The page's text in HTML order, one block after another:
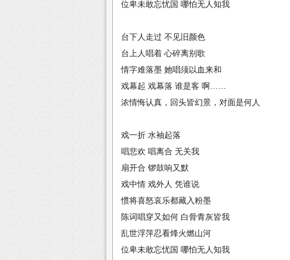
位卑未敢忘忧国 哪怕无人知我
台下人走过 不见旧颜色
台上人唱着 心碎离别歌
情字难落墨 她唱须以血来和
戏幕起 戏幕落 谁是客 啊……
浓情悔认真，回头皆幻景，对面是何人
戏一折 水袖起落
唱悲欢 唱离合 无关我
扇开合 锣鼓响又默
戏中情 戏外人 凭谁说
惯将喜怒哀乐都藏入粉墨
陈词唱穿又如何 白骨青灰皆我
乱世浮萍忍看烽火燃山河
位卑未敢忘忧国 哪怕无人知我